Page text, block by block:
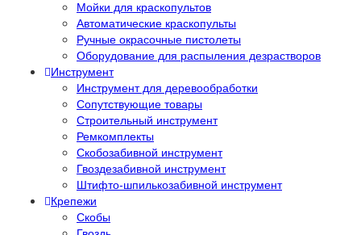
Мойки для краскопультов
Автоматические краскопульты
Ручные окрасочные пистолеты
Оборудование для распыления дезрастворов
Инструмент
Инструмент для деревообработки
Сопутствующие товары
Строительный инструмент
Ремкомплекты
Скобозабивной инструмент
Гвоздезабивной инструмент
Штифто-шпилькозабивной инструмент
Крепежи
Скобы